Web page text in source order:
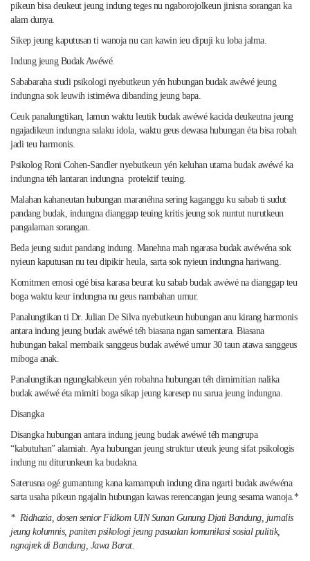
pikeun bisa deukeut jeung indung teges nu ngaborojolkeun jinisna sorangan ka
alam dunya.
Sikep jeung kaputusan ti wanoja nu can kawin ieu dipuji ku loba jalma.
Indung jeung Budak Awéwé.
Sababaraha studi psikologi nyebutkeun yén hubungan budak awéwé jeung
indungna sok leuwih istiméwa dibanding jeung bapa.
Ceuk panalungtikan, lamun waktu leutik budak awéwé kacida deukeutna jeung
ngajadikeun indungna salaku idola, waktu geus dewasa hubungan éta bisa robah
jadi teu harmonis.
Psikolog Roni Cohen-Sandler nyebutkeun yén keluhan utama budak awéwé ka
indungna téh lantaran indungna protektif teuing.
Malahan kahaneutan hubungan maranéhna sering kaganggu ku sabab ti sudut
pandang budak, indungna dianggap teuing kritis jeung sok nuntut nurutkeun
pangalaman sorangan.
Beda jeung sudut pandang indung. Manehna mah ngarasa budak awéwéna sok
nyieun kaputusan nu teu dipikir heula, sarta sok nyieun indungna hariwang.
Komitmen emosi ogé bisa karasa beurat ku sabab budak awéwé na dianggap teu
boga waktu keur indungna nu geus nambahan umur.
Panalungtikan ti Dr. Julian De Silva nyebutkeun hubungan anu kirang harmonis
antara indung jeung budak awéwé téh biasana ngan samentara. Biasana
hubungan bakal membaik sanggeus budak awéwé umur 30 taun atawa sanggeus
miboga anak.
Panalungtikan ngungkabkeun yén robahna hubungan téh dimimitian nalika
budak awéwé éta mimiti boga sikap jeung karesep nu sarua jeung indungna.
Disangka
Disangka hubungan antara indung jeung budak awéwé téh mangrupa
“kabutuhan” alamiah. Aya hubungan jeung struktur uteuk jeung sifat psikologis
indung nu diturunkeun ka budakna.
Saterusna ogé gumantung kana kamampuh indung dina ngarti budak awéwéna
sarta usaha pikeun ngajalin hubungan kawas rerencangan jeung sesama wanoja.*
* Ridhazia, dosen senior Fidkom UIN Sunan Gunung Djati Bandung, jurnalis
jeung kolumnis, paniten psikologi jeung pasualan komunikasi sosial pulitik,
ngnajrek di Bandung, Jawa Barat.